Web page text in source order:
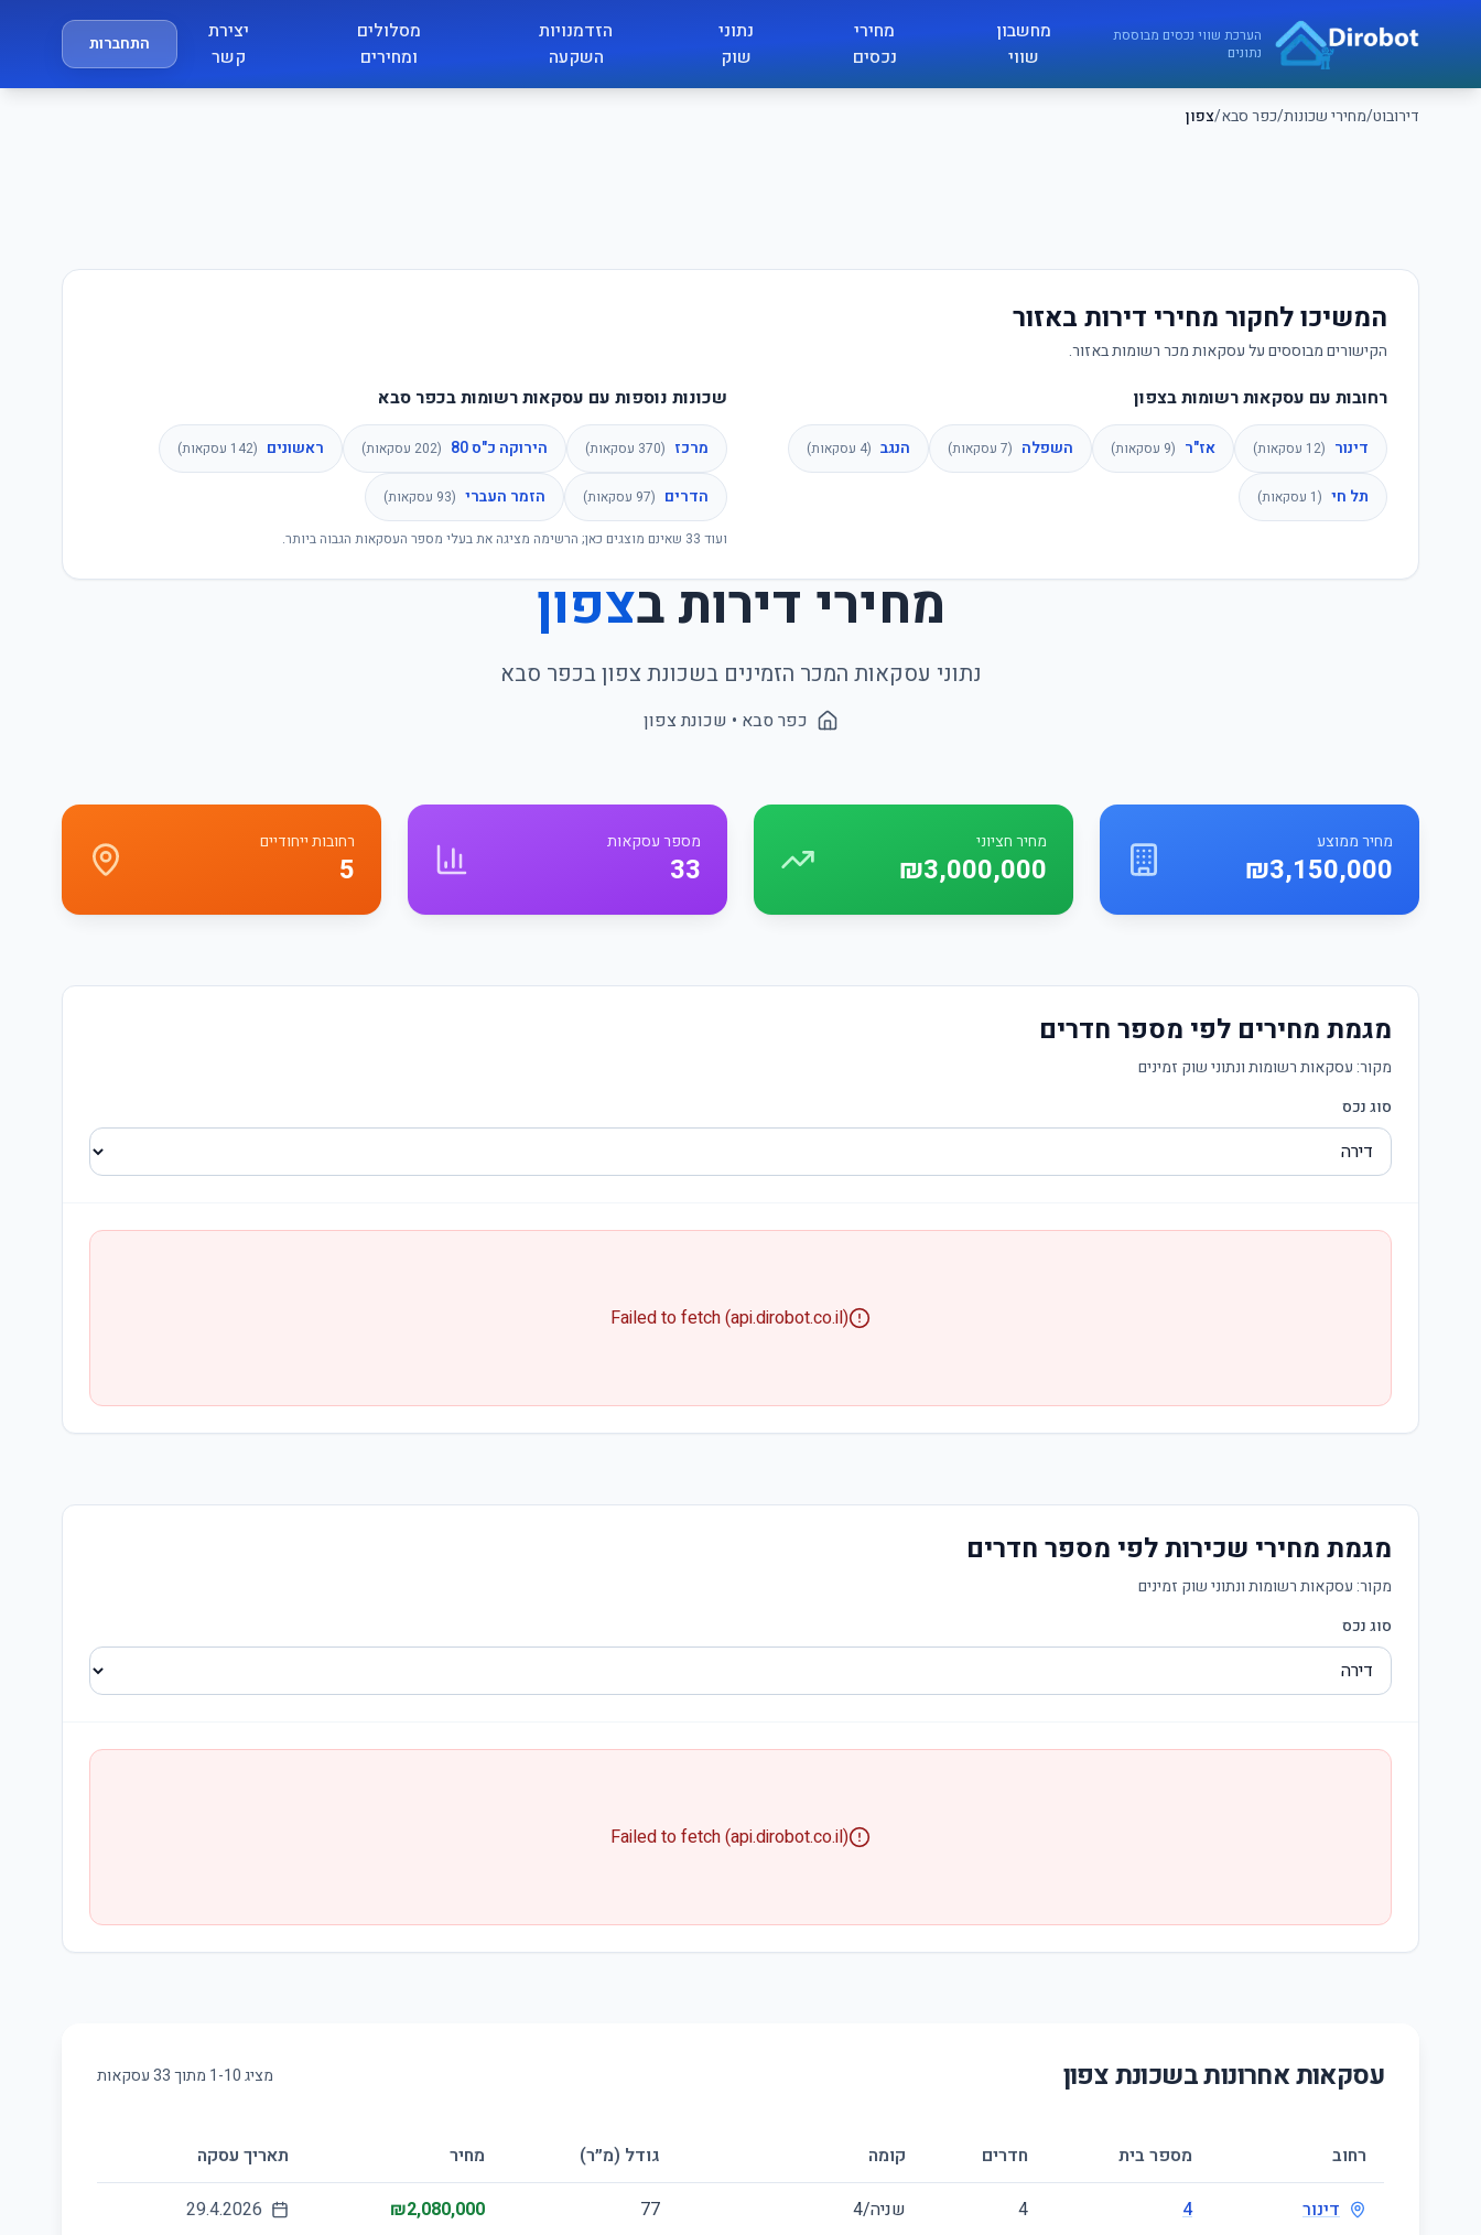
דירובוט/מחירי שכונות/כפר סבא/צפון
דירובוט
הערכת שווי נכסים מבוססת
נתונים
מחשבון
שווי
מחירי
נכסים
נתוני
שוק
הזדמנויות
השקעה
מסלולים
ומחירים
יצירת
קשר
התחברות
המשיכו לחקור מחירי דירות באזור
הקישורים מבוססים על עסקאות מכר רשומות באזור.
רחובות עם עסקאות רשומות בצפון
דינור (
12 עסקאות) אז"ר (
9 עסקאות) השפלה (
7 עסקאות) הנגב (
4 עסקאות)
תל חי (
1 עסקאות)
שכונות נוספות עם עסקאות רשומות בכפר סבא
מרכז (
370 עסקאות) הירוקה כ"ס 80 (
202 עסקאות) ראשונים (
142 עסקאות)
הדרים (
97 עסקאות) הזמר העברי (
93 עסקאות)
ועוד 33 שאינם מוצגים כאן; הרשימה מציגה את בעלי מספר העסקאות הגבוה ביותר.
מחירי דירות בצפון
נתוני עסקאות המכר הזמינים בשכונתצפוןבכפר סבא
כפר סבא • שכונת צפון
מחיר ממוצע
₪3,150,000
מחיר חציוני
₪3,000,000
מספר עסקאות
33
רחובות ייחודיים
5
מגמת מחירים לפי מספר חדרים
מקור: עסקאות רשומות ונתוני שוק זמינים
סוג נכס
Failed to fetch (api.dirobot.co.il)
מגמת מחירי שכירות לפי מספר חדרים
מקור: עסקאות רשומות ונתוני שוק זמינים
סוג נכס
Failed to fetch (api.dirobot.co.il)
עסקאות אחרונות בשכונתצפון מציג 1-10 מתוך33עסקאות
רחוב מספר בית חדרים קומה גודל (מ״ר) מחיר תאריך עסקה
דינור 4
4 שניה/4 77
₪2,080,000
29.4.2026